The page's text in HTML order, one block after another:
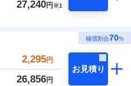
27,240円 ※1
補償割合70%
2,295円
26,856円
お見積り